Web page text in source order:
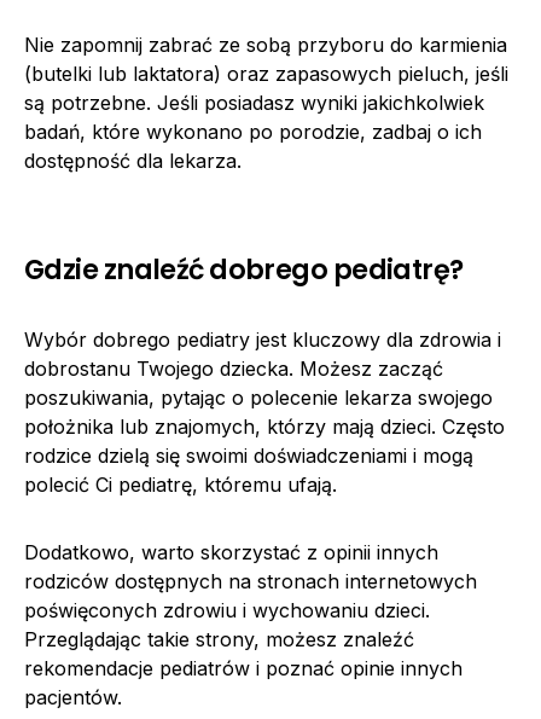
Nie zapomnij zabrać ze sobą przyboru do karmienia
(butelki lub laktatora) oraz zapasowych pieluch, jeśli
są potrzebne. Jeśli posiadasz wyniki jakichkolwiek
badań, które wykonano po porodzie, zadbaj o ich
dostępność dla lekarza.
Gdzie znaleźć dobrego pediatrę?
Wybór dobrego pediatry jest kluczowy dla zdrowia i
dobrostanu Twojego dziecka. Możesz zacząć
poszukiwania, pytając o polecenie lekarza swojego
położnika lub znajomych, którzy mają dzieci. Często
rodzice dzielą się swoimi doświadczeniami i mogą
polecić Ci pediatrę, któremu ufają.
Dodatkowo, warto skorzystać z opinii innych
rodziców dostępnych na stronach internetowych
poświęconych zdrowiu i wychowaniu dzieci.
Przeglądając takie strony, możesz znaleźć
rekomendacje pediatrów i poznać opinie innych
pacjentów.